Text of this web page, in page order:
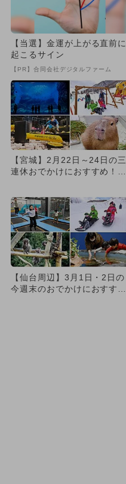
【当選】金運が上がる直前に
起こるサイン
【PR】合同会社デジタルファーム
【宮城】2月22日～24日の三
連休おでかけにおすすめ！人
【仙台周辺】3月1日・2日の
今週末のおでかけにおすす